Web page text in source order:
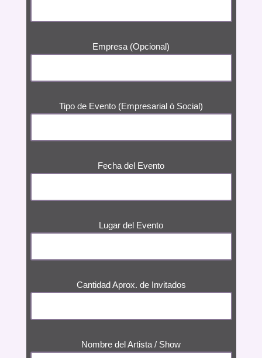
Empresa (Opcional)
Tipo de Evento (Empresarial ó Social)
Fecha del Evento
Lugar del Evento
Cantidad Aprox. de Invitados
Nombre del Artista / Show